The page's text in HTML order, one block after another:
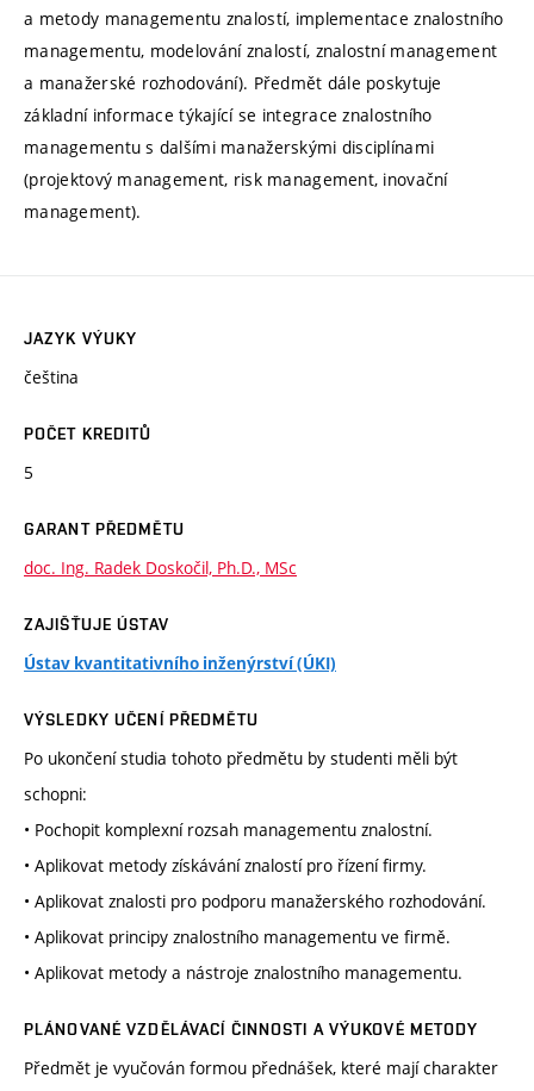
a metody managementu znalostí, implementace znalostního
managementu, modelování znalostí, znalostní management
a manažerské rozhodování). Předmět dále poskytuje
základní informace týkající se integrace znalostního
managementu s dalšími manažerskými disciplínami
(projektový management, risk management, inovační
management).
JAZYK VÝUKY
čeština
POČET KREDITŮ
5
GARANT PŘEDMĚTU
doc. Ing. Radek Doskočil, Ph.D., MSc
ZAJIŠŤUJE ÚSTAV
Ústav kvantitativního inženýrství (ÚKI)
VÝSLEDKY UČENÍ PŘEDMĚTU
Po ukončení studia tohoto předmětu by studenti měli být
schopni:
• Pochopit komplexní rozsah managementu znalostní.
• Aplikovat metody získávání znalostí pro řízení firmy.
• Aplikovat znalosti pro podporu manažerského rozhodování.
• Aplikovat principy znalostního managementu ve firmě.
• Aplikovat metody a nástroje znalostního managementu.
PLÁNOVANÉ VZDĚLÁVACÍ ČINNOSTI A VÝUKOVÉ METODY
Předmět je vyučován formou přednášek, které mají charakter